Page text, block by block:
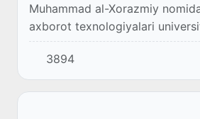
Muhammad al-Xorazmiy
axborot texnologiyalari
dasturi doirasida amalga
“Raqamli qishloq xoʻjaligi uchun
innovatsion...
3894